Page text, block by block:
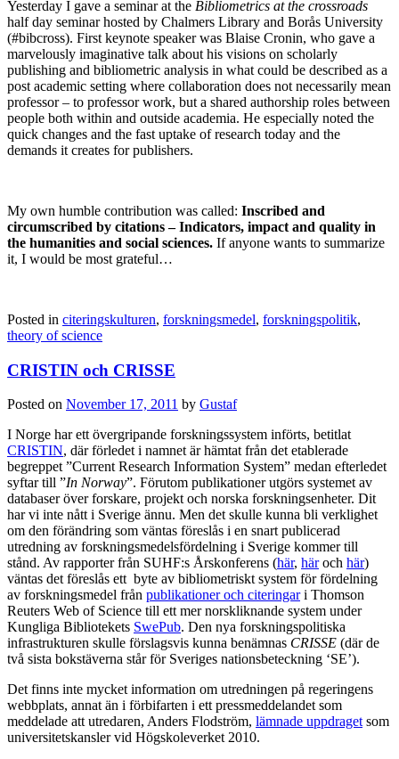
Yesterday I gave a seminar at the Bibliometrics at the crossroads
half day seminar hosted by Chalmers Library and Borås University
(#bibcross). First keynote speaker was Blaise Cronin, who gave a
marvelously imaginative talk about his visions on scholarly
publishing and bibliometric analysis in what could be described as a
post academic setting where collaboration does not necessarily mean
professor – to professor work, but a shared authorship roles between
people both within and outside academia. He especially noted the
quick changes and the fast uptake of research today and the
demands it creates for publishers.
My own humble contribution was called: Inscribed and
circumscribed by citations – Indicators, impact and quality in
the humanities and social sciences. If anyone wants to summarize
it, I would be most grateful…
Posted in citeringskulturen, forskningsmedel, forskningspolitik,
theory of science
CRISTIN och CRISSE
Posted on November 17, 2011 by Gustaf
I Norge har ett övergripande forskningssystem införts, betitlat
CRISTIN, där förledet i namnet är hämtat från det etablerade
begreppet ”Current Research Information System” medan efterledet
syftar till ”In Norway”. Förutom publikationer utgörs systemet av
databaser över forskare, projekt och norska forskningsenheter. Dit
har vi inte nått i Sverige ännu. Men det skulle kunna bli verklighet
om den förändring som väntas föreslås i en snart publicerad
utredning av forskningsmedelsfördelning i Sverige kommer till
stånd. Av rapporter från SUHF:s Årskonferens (här, häroch här)
väntas det föreslås ett byte av bibliometriskt system för fördelning
av forskningsmedel från publikationer och citeringari Thomson
Reuters Web of Science till ett mer norskliknande system under
Kungliga Bibliotekets SwePub. Den nya forskningspolitiska
infrastrukturen skulle förslagsvis kunna benämnas CRISSE (där de
två sista bokstäverna står för Sveriges nationsbeteckning ‘SE’).
Det finns inte mycket information om utredningen på regeringens
webbplats, annat än i förbifarten i ett pressmeddelandet som
meddelade att utredaren, Anders Flodström, lämnade uppdraget som
universitetskansler vid Högskoleverket 2010.